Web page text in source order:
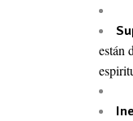
están